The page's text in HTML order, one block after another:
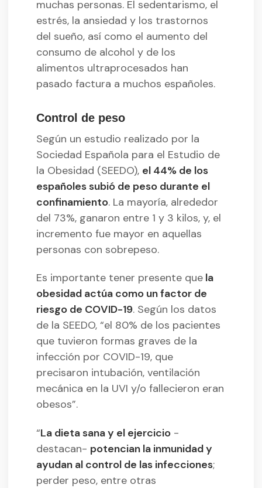
muchas personas. El sedentarismo, el
estrés, la ansiedad y los trastornos
del sueño, así como el aumento del
consumo de alcohol y de los
alimentos ultraprocesados han
pasado factura a muchos españoles.
Control de peso
Según un estudio realizado por la
Sociedad Española para el Estudio de
la Obesidad (SEEDO), el 44% de los
españoles subió de peso durante el
confinamiento. La mayoría, alrededor
del 73%, ganaron entre 1 y 3 kilos, y, el
incremento fue mayor en aquellas
personas con sobrepeso.
Es importante tener presente que la
obesidad actúa como un factor de
riesgo de COVID-19. Según los datos
de la SEEDO, “el 80% de los pacientes
que tuvieron formas graves de la
infección por COVID-19, que
precisaron intubación, ventilación
mecánica en la UVI y/o fallecieron eran
obesos”.
“La dieta sana y el ejercicio -
destacan- potencian la inmunidad y
ayudan al control de las infecciones;
perder peso, entre otras